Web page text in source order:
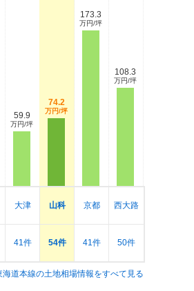
59.9
万円/坪
大津
41件
74.2
万円/坪
山科
54件
173.3
万円/坪
京都
41件
108.3
万円/坪
西大路
50件
海道本線の土地相場情報をすべて見る